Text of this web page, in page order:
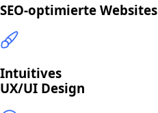
SEO-optimierte Websites
Intuitives
UX/UI Design